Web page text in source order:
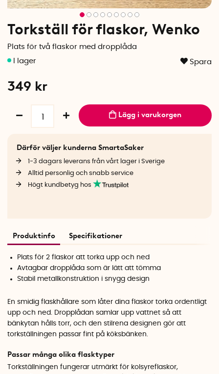
Torkställ för flaskor, Wenko
Plats för två flaskor med dropplåda
Spara
349 kr
Lägg i varukorgen
Därför väljer kunderna SmartaSaker
1-3 dagars leverans från vårt lager i Sverige
Alltid personlig och snabb service
Högt kundbetyg hos
Produktinfo Specifikationer
Plats för 2 flaskor att torka upp och ned
Avtagbar dropplåda som är lätt att tömma
Stabil metallkonstruktion i snygg design
En smidig flaskhållare som låter dina flaskor torka ordentligt
upp och ned. Dropplådan samlar upp vattnet så att
bänkytan hålls torr, och den stilrena designen gör att
torkställningen passar fint på köksbänken.
Passar många olika flasktyper
Torkställningen fungerar utmärkt för kolsyreflaskor,